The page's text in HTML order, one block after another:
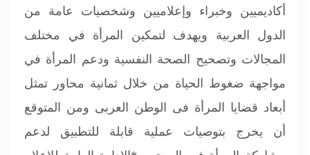
أكاديميين وخبراء وإعلاميين وشخصيات عامة من
الدول العربية ويهدف لتمكين المرأة في مختلف
المجالات وتصحيح الصحة النفسية ودعم المرأة في
مواجهة ضغوط الحياة من خلال ثمانية محاور تمثل
أبعاد قضايا المرأة فى الوطن العربى ومن المتوقع
أن يخرج بتوصيات عملية قابلة للتطبيق لدعم